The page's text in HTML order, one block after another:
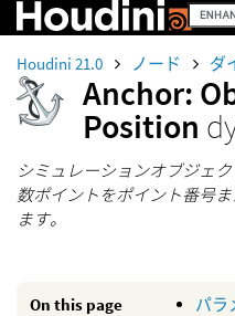
Houdini 21.0 ノード ダ
Anchor:
Position
シミュレーションオブジェ
数ポイントをポイント番号
ます。
On this page
パラ